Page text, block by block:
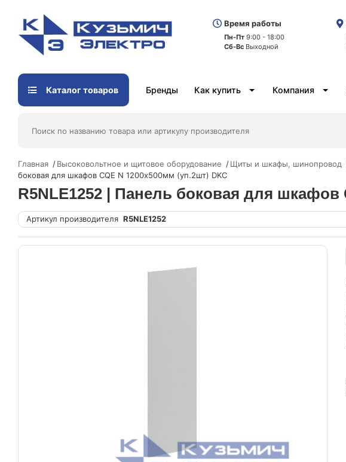
Время работы
Пн-Пт 9:00 - 18:00
Сб-Вс Выходной
Каталог товаров Бренды Как купить Компания
Главная Высоковольтное и щитовое оборудование Щиты и шкафы, шинопровод
боковая для шкафов CQE N 1200х500мм (уп.2шт) DKC
R5NLE1252 | Панель боковая для шкафов
Артикул производителя R5NLE1252